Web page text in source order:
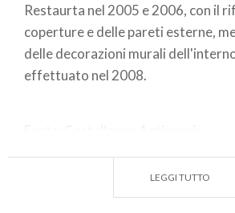
Restaurta nel 2005 e 2006, con il
coperture e delle pareti esterne,
delle decorazioni murali
effettuato nel 2008.
LEGGI TUTTO